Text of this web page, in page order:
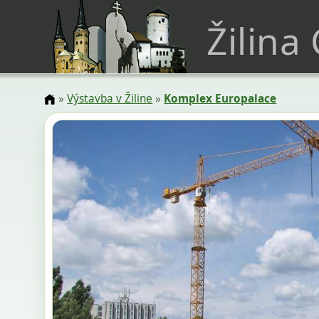
Žilina
»Výstavba v Žiline » Komplex Europalace